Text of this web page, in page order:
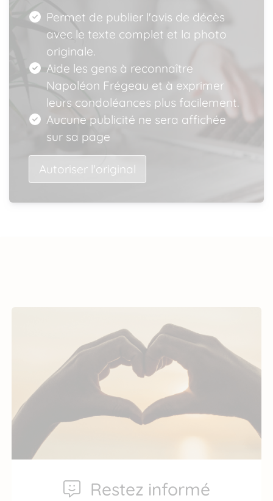
Permet de publier l'avis de décès
avec le texte complet et la photo
originale.
Aide les gens à reconnaître
Napoléon Frégeau et à exprimer
leurs condoléances plus facilement.
Aucune publicité ne sera affichée
sur sa page
Autoriser l'original
Restez informé